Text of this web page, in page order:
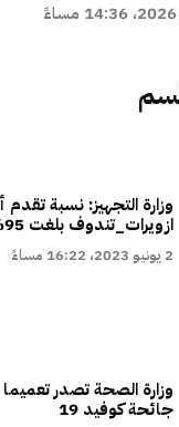
وزارة التجهيز: نسبة
ازويرات_تندوف بلغت 95%
2 يونيو 2023، 16:22 مساءً
وزارة الصحة تصدر
جائحة كوفيد 19